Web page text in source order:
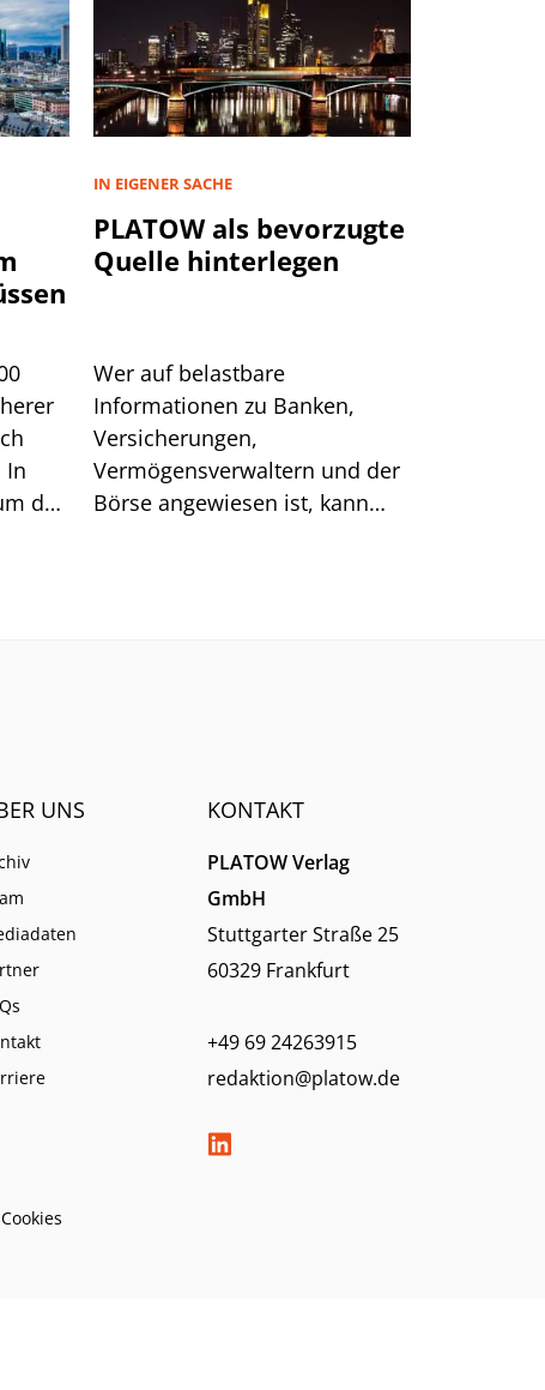
In
das
IN EIGENER SACHE
PLATOW als bevorzugte
Quelle hinterlegen
Wer auf belastbare
Informationen zu Banken,
Versicherungen,
Vermögensverwaltern und der
Börse angewiesen ist, kann
UNS KONTAKT
PLATOW Verlag
GmbH
Stuttgarter Straße 25
60329 Frankfurt
+49 69 24263915
redaktion@platow.de
Cookies